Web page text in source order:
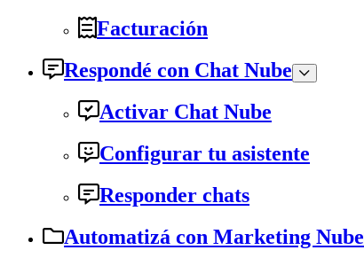
Facturación
Respondé con Chat Nube
Activar Chat Nube
Configurar tu asistente
Responder chats
Automatizá con Marketing Nube